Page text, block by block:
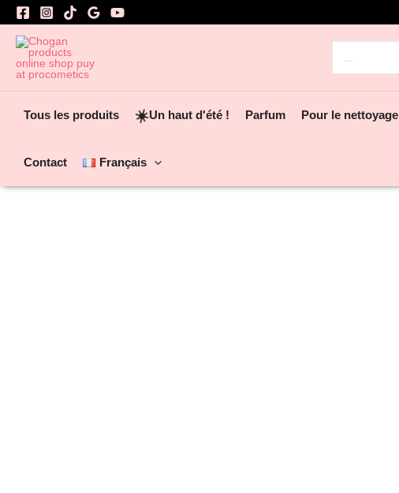
Aller
au
contenu
Tous les produits ☀️Un haut d'été ! Parfum Pour le nettoyage
Contact Français